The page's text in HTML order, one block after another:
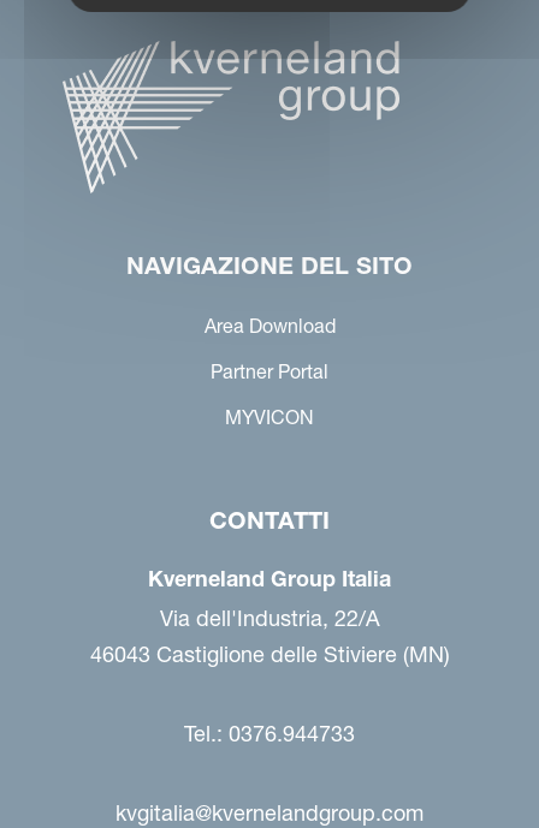
NAVIGAZIONE DEL SITO
Area Download
Partner Portal
MYVICON
CONTATTI
Kverneland Group Italia
Via dell'Industria, 22/A
46043 Castiglione delle Stiviere (MN)
Tel.: 0376.944733
kvgitalia@kvernelandgroup.com